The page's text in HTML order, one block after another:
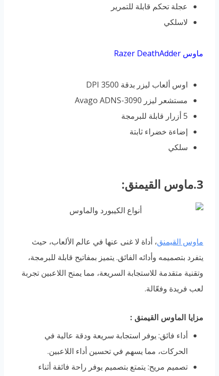
عجلة تحكم قابلة للتمرير
لاسلكي
ماوس Razer DeathAdder
اوس ألعاب ليزر بدقة 3500 DPI
مستشعر ليزر Avago ADNS-3090
5 أزرار قابلة للبرمجة
إضاءة خضراء ثابتة
سلكي
3.ماوس القيمنق:
ماوس القيمنق، أداة لا غنى عنها في عالم الألعاب، حيث
يتفرد بتصميمه وأدائه الفائق. يتميز بمفاتيح قابلة للبرمجة،
وتقنية متقدمة للاستجابة السريعة، مما يمنح اللاعبين تجربة
لعب فريدة وفعّالة.
مزايا الماوس القيمنق :
أداء فائق: يوفر استجابة سريعة ودقة عالية في
الحركات، مما يسهم في تحسين أداء اللاعبين.
تصميم مريح: يتمتع بتصميم يوفر راحة فائقة أثناء